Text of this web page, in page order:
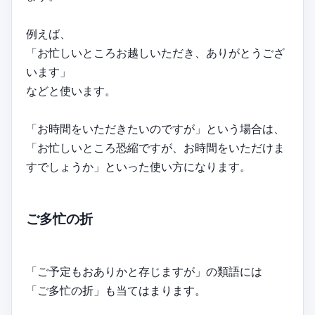
例えば、
「お忙しいところお越しいただき、ありがとうござ
います」
などと使います。
「お時間をいただきたいのですが」という場合は、
「お忙しいところ恐縮ですが、お時間をいただけま
すでしょうか」といった使い方になります。
ご多忙の折
「ご予定もおありかと存じますが」の類語には
「ご多忙の折」も当てはまります。